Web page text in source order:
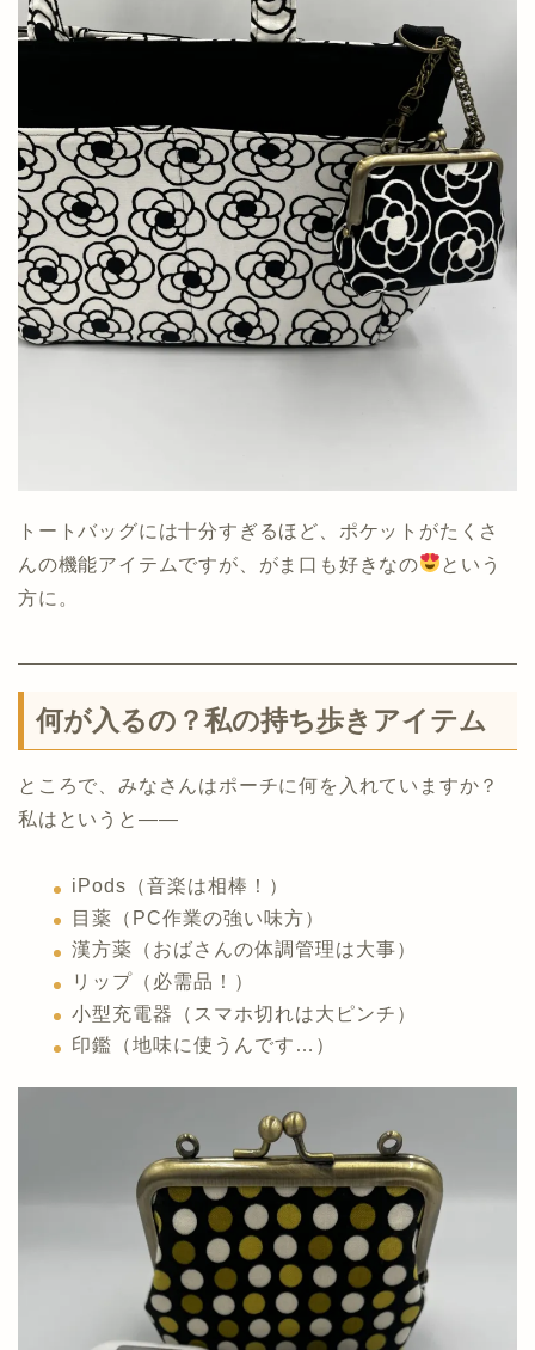
トートバッグには十分すぎるほど、ポケットがたくさ
んの機能アイテムですが、がま口も好きなの
という
方に。
何が入るの？私の持ち歩きアイテム
ところで、みなさんはポーチに何を入れていますか？
私はというと——
iPods（音楽は相棒！）
目薬（PC作業の強い味方）
漢方薬（おばさんの体調管理は大事）
リップ（必需品！）
小型充電器（スマホ切れは大ピンチ）
印鑑（地味に使うんです…）